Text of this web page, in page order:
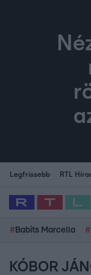
Legfrissebb RTL
# Babits Marcella #
KÓBOR